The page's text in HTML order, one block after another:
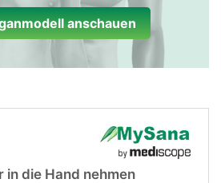
anschauen
in die Hand nehmen